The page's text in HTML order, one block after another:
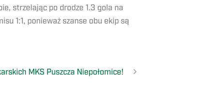
strzelając po drodze 1.3 gola na
1:1, ponieważ szanse obu ekip są
MKS Puszcza Niepołomice!